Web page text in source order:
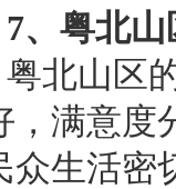
7、粤北
粤北山区
，满意度
众生活密